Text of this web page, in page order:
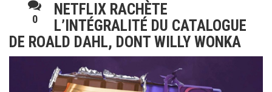
0
NETFLIX RACHÈTE
L’INTÉGRALITÉ DU CATALOGUE
DE ROALD DAHL, DONT WILLY WONKA